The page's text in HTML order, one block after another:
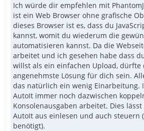
Ich würde dir empfehlen mit
ist ein Web Browser ohne grafische
dieses Browser ist es, dass du
kannst, womit du wiederum die
automatisieren kannst. Da die
arbeitet und ich gesehen habe dass
willst als ein einfachen Upload, dürfte
angenehmste Lösung für dich sein.
das natürlich ein wenig Einarbeitung.
AutoIt immer noch dazwischen
Konsolenausgaben arbeitet. Dies
AutoIt aus einlesen und auch steuern
benötigt).